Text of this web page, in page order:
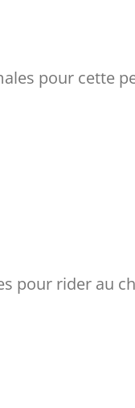
pour cette
pour rider au